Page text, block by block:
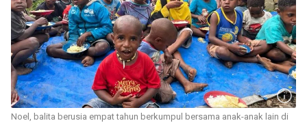
Noel, balita berusia empat tahun berkumpul bersama anak-anak lain di